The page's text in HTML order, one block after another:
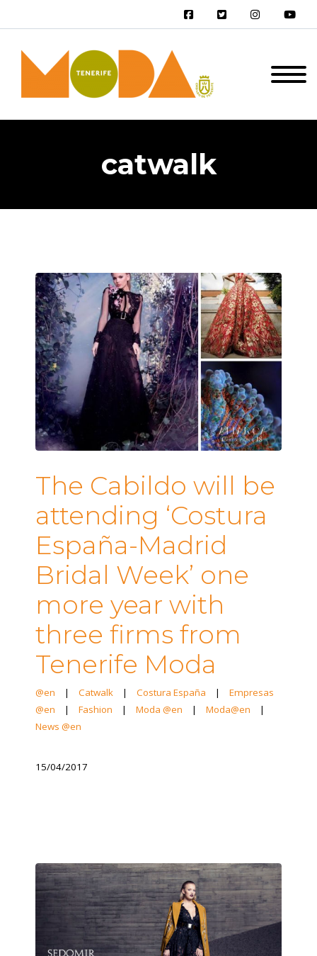
catwalk
The Cabildo will be
attending ‘Costura
España-Madrid
Bridal Week’ one
more year with
three firms from
Tenerife Moda
@en | Catwalk | Costura España |
Empresas
@en
| Fashion | Moda @en | Moda@en
|
News @en
15/04/2017